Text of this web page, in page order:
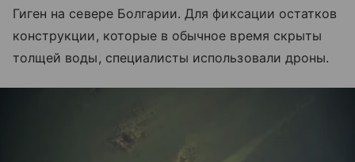
Гиген на севере Болгарии. Для фиксации остатков
конструкции, которые в обычное время скрыты
толщей воды, специалисты использовали дроны.